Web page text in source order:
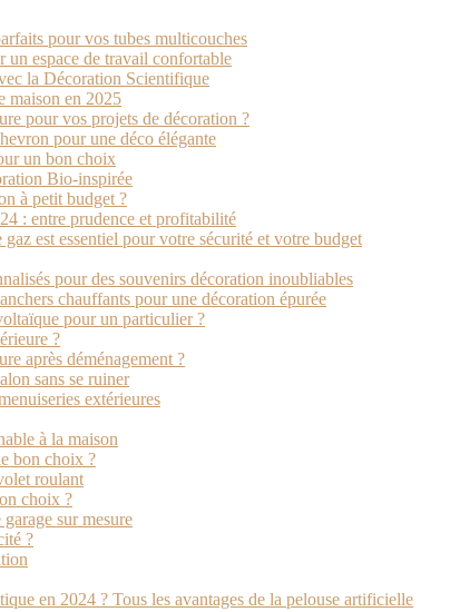
pour vos tubes multicouches
espace de travail confortable
la Décoration Scientifique
maison en 2025
pour vos projets de décoration ?
pour une déco élégante
un bon choix
Bio-inspirée
à petit budget ?
: entre prudence et profitabilité
est essentiel pour votre sécurité et votre budget
pour des souvenirs décoration inoubliables
chauffants pour une décoration épurée
pour un particulier ?
?
après déménagement ?
sans se ruiner
extérieures
à la maison
bon choix ?
roulant
choix ?
sur mesure
?
en 2024 ? Tous les avantages de la pelouse artificielle